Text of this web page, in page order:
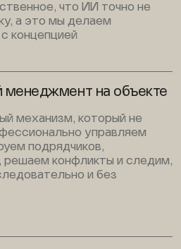
что ИИ точно не
а это мы делаем
концепцией
менеджмент на объекте
механизм, который не
управляем
подрядчиков,
решаем конфликты и следим,
и без